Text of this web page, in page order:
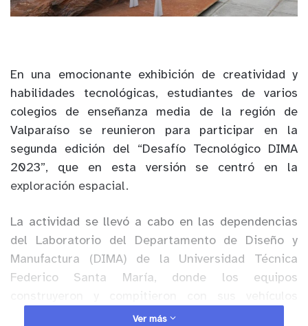
En una emocionante exhibición de creatividad y
habilidades tecnológicas, estudiantes de varios
colegios de enseñanza media de la región de
Valparaíso se reunieron para participar en la
segunda edición del “Desafío Tecnológico DIMA
2023”, que en esta versión se centró en la
exploración espacial.
La actividad se llevó a cabo en las dependencias
del Laboratorio del Departamento de Diseño y
Manufactura (DIMA) de la Universidad Técnica
Federico Santa María, donde los equipos
utilizando distintos materiales entregados por la
Ver más